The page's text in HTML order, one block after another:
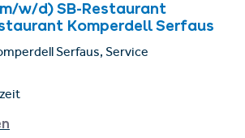
w/d) SB-Restaurant
Komperdell Serfaus
Serfaus, Service